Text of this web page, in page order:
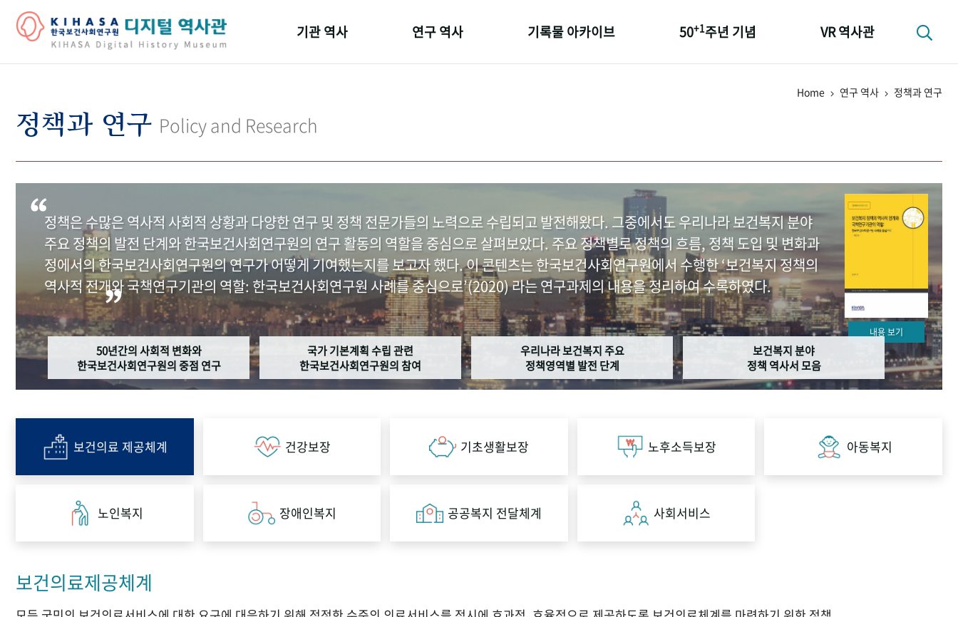
기관 역사
기관 변천사
연구 역사 기록물 아카이브 50+1주년 기념 VR 역사관
Home 연구 역사 정책과 연구
정책과 연구 Policy and Research
정책은 수많은 역사적 사회적 상황과 다양한 연구 및 정책 전문가들의 노력으로 수립되고 발전해왔다. 그중에서도 우리나라 보건복지 분야
주요 정책의 발전 단계와 한국보건사회연구원의 연구 활동의 역할을 중심으로 살펴보았다. 주요 정책별로 정책의 흐름, 정책 도입 및 변화과
정에서의 한국보건사회연구원의 연구가 어떻게 기여했는지를 보고자 했다. 이 콘텐츠는 한국보건사회연구원에서 수행한 ‘보건복지 정책의
역사적 전개와 국책연구기관의 역할: 한국보건사회연구원 사례를 중심으로’(2020) 라는 연구과제의 내용을 정리하여 수록하였다.
내용 보기
50년간의 사회적 변화와
한국보건사회연구원의 중점 연구
국가 기본계획 수립 관련
한국보건사회연구원의 참여
우리나라 보건복지 주요
정책영역별 발전 단계
보건복지 분야
정책 역사서 모음
보건의료 제공체계 건강보장 기초생활보장 노후소득보장 아동복지
노인복지 장애인복지 공공복지 전달체계 사회서비스
보건의료제공체계